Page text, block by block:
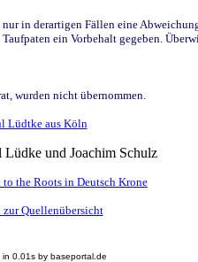
in derartigen Fällen eine
ein Vorbehalt gegeben.
wurden nicht übernommen.
Lüdtke aus Köln
und Joachim Schulz
the Roots in Deutsch Krone
zur Quellenübersicht
in 0.01s by baseportal.de